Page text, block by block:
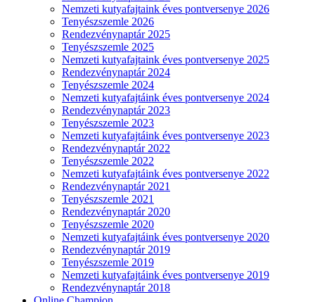
Nemzeti kutyafajtaink éves pontversenye 2026
Tenyészszemle 2026
Rendezvénynaptár 2025
Tenyészszemle 2025
Nemzeti kutyafajtaink éves pontversenye 2025
Rendezvénynaptár 2024
Tenyészszemle 2024
Nemzeti kutyafajtáink éves pontversenye 2024
Rendezvénynaptár 2023
Tenyészszemle 2023
Nemzeti kutyafajtáink éves pontversenye 2023
Rendezvénynaptár 2022
Tenyészszemle 2022
Nemzeti kutyafajtáink éves pontversenye 2022
Rendezvénynaptár 2021
Tenyészszemle 2021
Rendezvénynaptár 2020
Tenyészszemle 2020
Nemzeti kutyafajtáink éves pontversenye 2020
Rendezvénynaptár 2019
Tenyészszemle 2019
Nemzeti kutyafajtáink éves pontversenye 2019
Rendezvénynaptár 2018